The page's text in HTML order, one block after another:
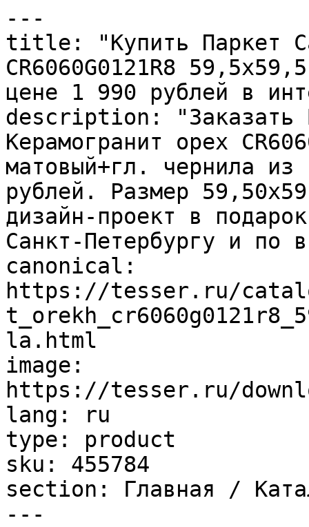
---
title: "Купить Паркет
CR6060G0121R8
цене 1 990 рублей в
description: "Заказать
Керамогранит орех
матовый+гл. чернила
рублей. Размер
дизайн-проект в
Санкт-Петербургу и по
canonical:
https://tesser.ru/
la.html
image:
https://tesser.ru/
lang: ru
type: product
sku: 455784
section: Главная /
---